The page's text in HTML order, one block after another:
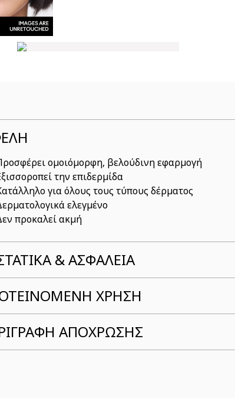
ομοιόμορφη, βελούδινη εφαρμογή
την επιδερμίδα
για όλους τους τύπους δέρματος
ελεγμένο
προκαλεί ακμή
& ΑΣΦΆΛΕΙΑ
ΧΡΗΣΗ
ΑΠΟΧΡΩΣΗΣ